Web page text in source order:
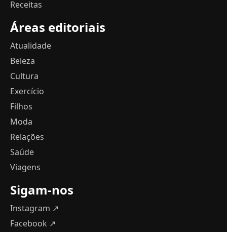
Receitas
Áreas editoriais
Atualidade
Beleza
Cultura
Exercício
Filhos
Moda
Relações
Saúde
Viagens
Sigam-nos
Instagram ↗
Facebook ↗